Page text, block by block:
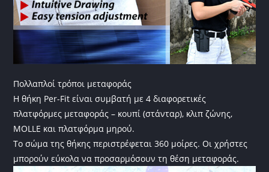
Πολλαπλοί τρόποι μεταφοράς
Η θήκη Per-Fit είναι συμβατή με 4 διαφορετικές
πλατφόρμες μεταφοράς – κουπί (στάνταρ), κλιπ ζώνης,
MOLLE και πλατφόρμα μηρού.
Το σώμα της θήκης περιστρέφεται 360 μοίρες. Οι χρήστες
μπορούν εύκολα να προσαρμόσουν τη θέση μεταφοράς.